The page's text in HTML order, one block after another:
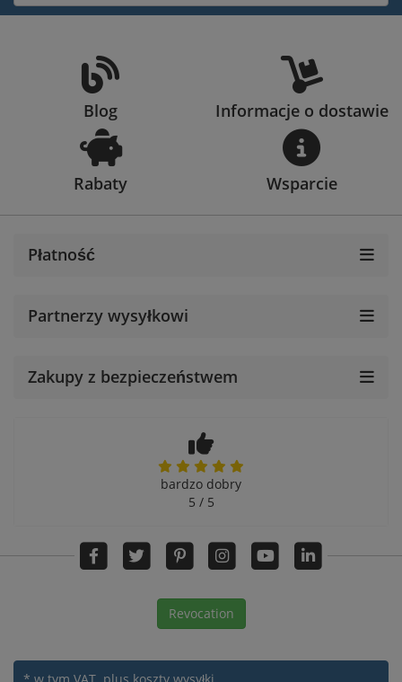
Blog Informacje o dostawie
Rabaty Wsparcie
Płatność
Partnerzy wysyłkowi
Zakupy z bezpieczeństwem
bardzo dobry
5 / 5
Revocation
* w tym VAT. plus koszty wysyłki